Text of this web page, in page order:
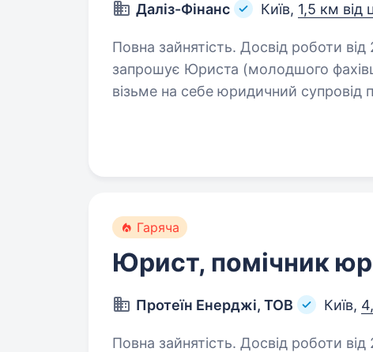
Даліз-Фінанс Київ, 1,5 км від
Повна зайнятість. Досвід роботи від 2
запрошує Юриста (молодшого
візьме на себе юридичний
Гаряча
Юрист, помічник
Протеїн Енерджі, ТОВ Київ,
Повна зайнятість. Досвід роботи від 2 років. Адрес